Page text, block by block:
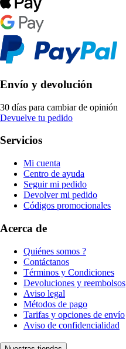
Envío y devolución
30 días para cambiar de opinión
Devuelve tu pedido
Servicios
Mi cuenta
Centro de ayuda
Seguir mi pedido
Devolver mi pedido
Códigos promocionales
Acerca de
Quiénes somos ?
Contáctanos
Términos y Condiciones
Devoluciones y reembolsos
Aviso legal
Métodos de pago
Tarifas y opciones de envío
Aviso de confidencialidad